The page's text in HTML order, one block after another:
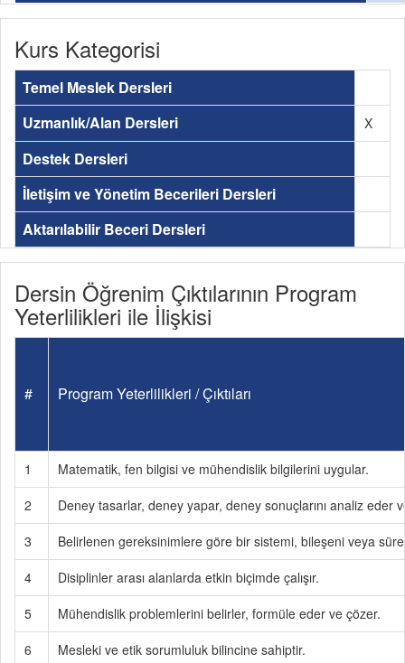
Kurs Kategorisi
Temel Meslek Dersleri
Uzmanlık/Alan Dersleri
X
Destek Dersleri
İletişim ve Yönetim Becerileri Dersleri
Aktarılabilir Beceri Dersleri
Dersin Öğrenim Çıktılarının Program
Yeterlilikleri ile İlişkisi
# Program Yeterlilikleri / Çıktıları
1
Matematik, fen bilgisi ve mühendislik bilgilerini uygular.
2
Deney tasarlar, deney yapar, deney sonuçlarını analiz eder
3
Belirlenen gereksinimlere göre bir sistemi, bileşeni veya
4
Disiplinler arası alanlarda etkin biçimde çalışır.
5
Mühendislik problemlerini belirler, formüle eder ve çözer.
6
Mesleki ve etik sorumluluk bilincine sahiptir.